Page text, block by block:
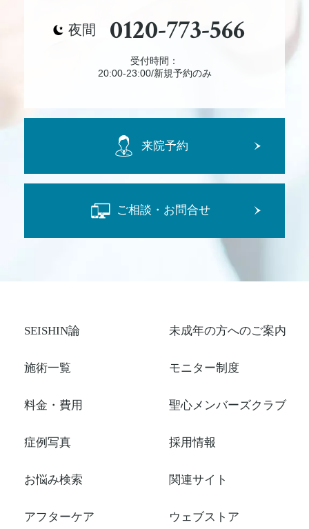
夜間 0120-773-566
受付時間：
20:00-23:00/新規予約のみ
来院予約
ご相談・お問合せ
SEISHIN論
施術一覧
料金・費用
症例写真
お悩み検索
アフターケア
未成年の方へのご案内
モニター制度
聖心メンバーズクラブ
採用情報
関連サイト
ウェブストア